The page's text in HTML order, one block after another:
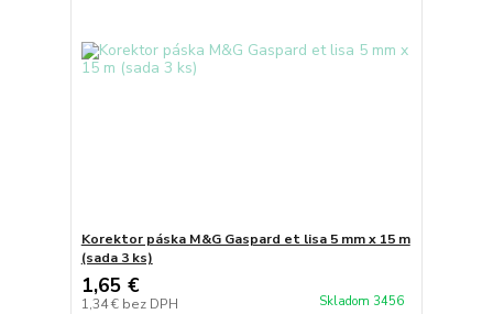
Korektor páska M&G Gaspard et lisa 5 mm x 15 m
(sada 3 ks)
1,65 €
1,34 € bez DPH Skladom 3456